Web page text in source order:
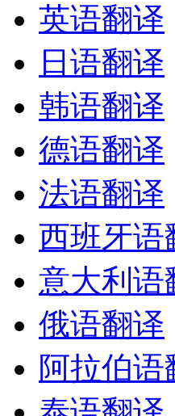
英语翻译
日语翻译
韩语翻译
德语翻译
法语翻译
西班牙语
意大利语
俄语翻译
阿拉伯语